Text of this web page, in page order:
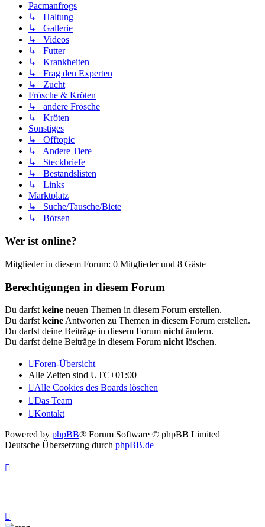
Pacmanfrogs
↳ Haltung
↳ Gallerie
↳ Videos
↳ Futter
↳ Krankheiten
↳ Frag den Experten
↳ Zucht
Frösche & Kröten
↳ andere Frösche
↳ Kröten
Sonstiges
↳ Offtopic
↳ Andere Tiere
↳ Steckbriefe
↳ Bestandslisten
↳ Links
Marktplatz
↳ Suche/Tausche/Biete
↳ Börsen
Wer ist online?
Mitglieder in diesem Forum: 0 Mitglieder und 8 Gäste
Berechtigungen in diesem Forum
Du darfst keine neuen Themen in diesem Forum erstellen.
Du darfst keine Antworten zu Themen in diesem Forum erstellen.
Du darfst deine Beiträge in diesem Forum nicht ändern.
Du darfst deine Beiträge in diesem Forum nicht löschen.
Foren-Übersicht
Alle Zeiten sind UTC+01:00
Alle Cookies des Boards löschen
Das Team
Kontakt
Powered by phpBB® Forum Software © phpBB Limited
Deutsche Übersetzung durch phpBB.de